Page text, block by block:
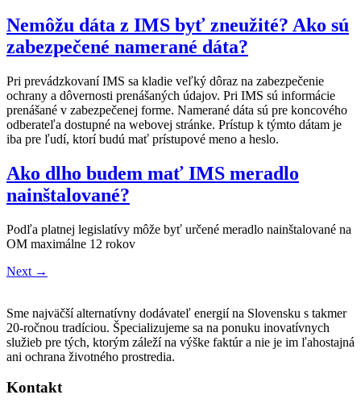
Nemôžu dáta z IMS byť zneužité? Ako sú
zabezpečené namerané dáta?
Pri prevádzkovaní IMS sa kladie veľký dôraz na zabezpečenie
ochrany a dôvernosti prenášaných údajov. Pri IMS sú informácie
prenášané v zabezpečenej forme. Namerané dáta sú pre koncového
odberateľa dostupné na webovej stránke. Prístup k týmto dátam je
iba pre ľudí, ktorí budú mať prístupové meno a heslo.
Ako dlho budem mať IMS meradlo
nainštalované?
Podľa platnej legislatívy môže byť určené meradlo nainštalované na
OM maximálne 12 rokov
Next →
Sme najväčší alternatívny dodávateľ energií na Slovensku s takmer
20-ročnou tradíciou. Špecializujeme sa na ponuku inovatívnych
služieb pre tých, ktorým záleží na výške faktúr a nie je im ľahostajná
ani ochrana životného prostredia.
Kontakt